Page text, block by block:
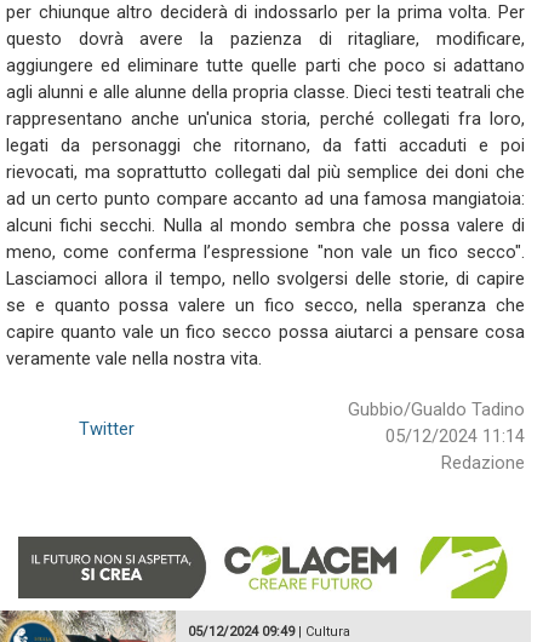
per chiunque altro deciderà di indossarlo per la prima volta. Per
questo dovrà avere la pazienza di ritagliare, modificare,
aggiungere ed eliminare tutte quelle parti che poco si adattano
agli alunni e alle alunne della propria classe. Dieci testi teatrali che
rappresentano anche un'unica storia, perché collegati fra loro,
legati da personaggi che ritornano, da fatti accaduti e poi
rievocati, ma soprattutto collegati dal più semplice dei doni che
ad un certo punto compare accanto ad una famosa mangiatoia:
alcuni fichi secchi. Nulla al mondo sembra che possa valere di
meno, come conferma l’espressione "non vale un fico secco".
Lasciamoci allora il tempo, nello svolgersi delle storie, di capire
se e quanto possa valere un fico secco, nella speranza che
capire quanto vale un fico secco possa aiutarci a pensare cosa
veramente vale nella nostra vita.
Gubbio/Gualdo Tadino
05/12/2024 11:14
Redazione
Twitter
05/12/2024 09:49| Cultura